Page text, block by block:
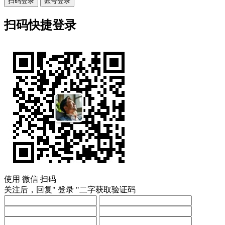
扫码快捷登录
使用 微信 扫码
关注后，回复" 登录 "二字获取验证码